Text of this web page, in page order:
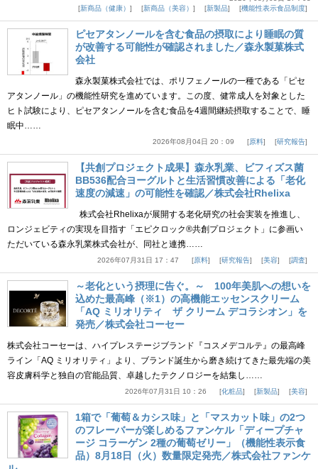
新商品（健康）
新商品（美容） 新製品 機能性表示食品制度
ピセアタンノールを含む食品の摂取により睡眠の質
が改善する可能性が確認されました／森永製菓株式
会社
森永製菓株式会社では、ポリフェノールの一種である「ピセ
アタンノール」の機能性研究を進めています。この度、健常成人を対象とした
ヒト試験により、ピセアタンノールを含む食品を4週間継続摂取することで、睡
眠中……
2026年08月04日 20：09 原料 研究報告
【共創プロジェクト成果】森永乳業、ビフィズス菌
BB536配合ヨーグルトと生活習慣改善による「老化
速度の減速」の可能性を確認／株式会社Rhelixa
株式会社Rhelixaが展開する老化研究の社会実装を推進し、
ロンジェビティの実現を目指す「エピクロック®共創プロジェクト」に参画い
ただいている森永乳業株式会社が、同社と連携……
2026年07月31日 17：47 原料 研究報告 美容 調査
～老化という摂理に告ぐ。～ 100年美肌への想いを
込めた最高峰（※1）の高機能エッセンスクリーム
「AQ ミリオリティ ザ クリーム デコラシオン」を
発売／株式会社コーセー
株式会社コーセーは、ハイプレステージブランド『コスメデコルテ』の最高峰
ライン「AQ ミリオリティ」より、ブランド誕生から磨き続けてきた最先端の美
容皮膚科学と独自の官能品質、卓越したテクノロジーを結集し……
2026年07月31日 10：26 化粧品 新製品 美容
1箱で「葡萄＆カシス味」と「マスカット味」の2つ
のフレーバーが楽しめるファンケル「ディープチャ
ージ コラーゲン 2種の葡萄ゼリー」（機能性表示食
品）8月18日（火）数量限定発売／株式会社ファンケ